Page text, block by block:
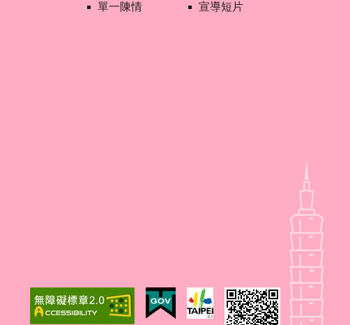
單一陳情 宣導短片